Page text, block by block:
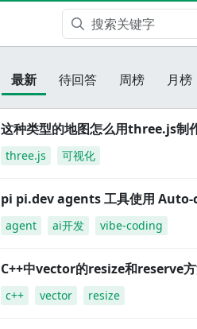
最新 待回答 周榜 月榜
这种类型的地图怎么用three.js制
three.js 可视化
pi pi.dev agents 工具使用
agent ai开发 vibe-coding
C++中vector的resize和reserve方
c++ vector resize